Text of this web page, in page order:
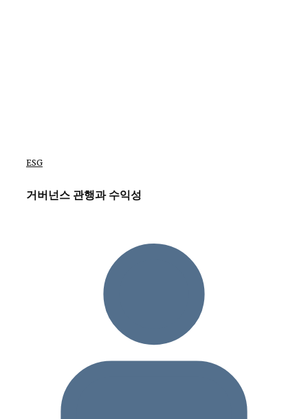
ESG
거버넌스 관행과 수익성